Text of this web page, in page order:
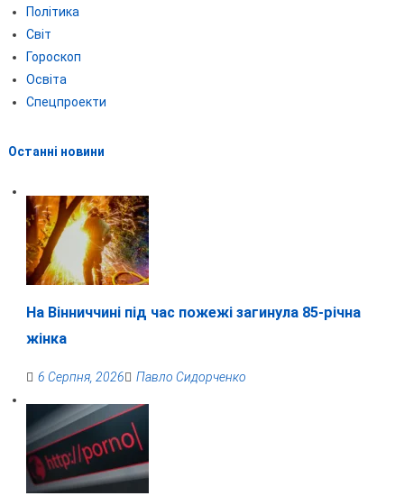
Політика
Світ
Гороскоп
Освіта
Спецпроекти
Останні новини
На Вінниччині під час пожежі загинула 85-річна
жінка
6 Серпня, 2026 Павло Сидорченко